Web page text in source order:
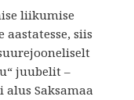
liikumise
aastatesse, siis
juubelit –
alus Saksamaa